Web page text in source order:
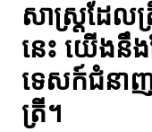
សាស្ត្រដែល
នេះ យើងនឹ
ទេសក៍ជំនា
ត្រី។